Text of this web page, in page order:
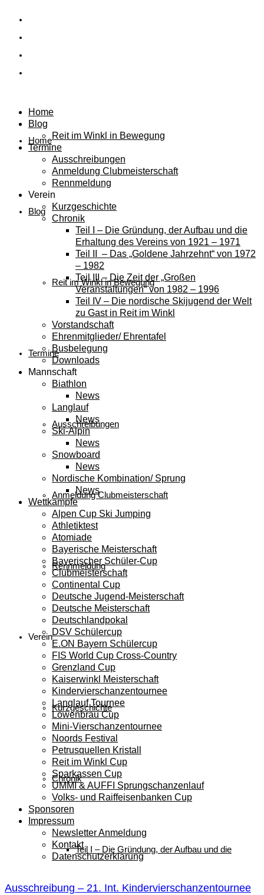
Home
Blog
Reit im Winkl in Bewegung
Termine
Ausschreibungen
Anmeldung Clubmeisterschaft
Rennmeldung
Verein
Kurzgeschichte
Chronik
Teil I – Die Gründung, der Aufbau und die
Home
Blog
Reit im Winkl in Bewegung
Termine
Ausschreibungen
Anmeldung Clubmeisterschaft
Rennmeldung
Verein
Kurzgeschichte
Chronik
Teil I – Die Gründung, der Aufbau und die
Erhaltung des Vereins von 1921 – 1971
Teil II – Das „Goldene Jahrzehnt“ von 1972
– 1982
Teil III – Die Zeit der „Großen
Veranstaltungen“ von 1982 – 1996
Teil IV – Die nordische Skijugend der Welt
zu Gast in Reit im Winkl
Vorstandschaft
Ehrenmitglieder/ Ehrentafel
Busbelegung
Downloads
Mannschaft
Biathlon
News
Langlauf
News
Ski-Alpin
News
Snowboard
News
Nordische Kombination/ Sprung
News
Wettkämpfe
Alpen Cup Ski Jumping
Athletiktest
Atomiade
Bayerische Meisterschaft
Bayerischer Schüler-Cup
Clubmeisterschaft
Continental Cup
Deutsche Jugend-Meisterschaft
Deutsche Meisterschaft
Deutschlandpokal
DSV Schülercup
E.ON Bayern Schülercup
FIS World Cup Cross-Country
Grenzland Cup
Kaiserwinkl Meisterschaft
Kindervierschanzentournee
Langlauf Tournee
Löwenbräu Cup
Mini-Vierschanzentournee
Noords Festival
Petrusquellen Kristall
Reit im Winkl Cup
Sparkassen Cup
UMMI & AUFFI Sprungschanzenlauf
Volks- und Raiffeisenbanken Cup
Sponsoren
Impressum
Newsletter Anmeldung
Kontakt
Datenschutzerklärung
Ausschreibung – 21. Int. Kindervierschanzentournee